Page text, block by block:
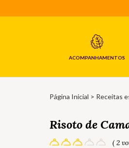
ACOMPANHAMENTOS
Página Inicial > Receitas
Risoto de
( 2